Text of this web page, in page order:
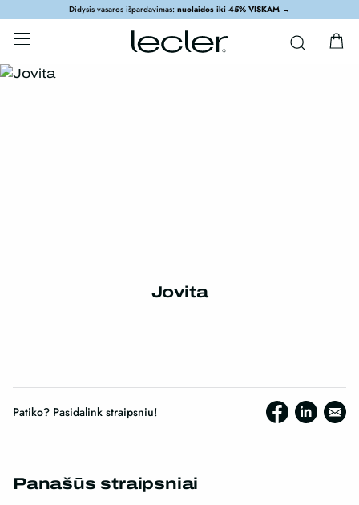
Didysis vasaros išpardavimas: nuolaidos iki 45% VISKAM →
Jovita
Patiko? Pasidalink straipsniu!
Panašūs straipsniai